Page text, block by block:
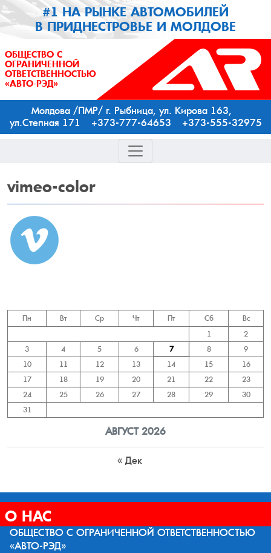
#1 НА РЫНКЕ АВТОМОБИЛЕЙ
В ПРИДНЕСТРОВЬЕ И МОЛДОВЕ
ОБЩЕСТВО С
ОГРАНИЧЕННОЙ
ОТВЕТСТВЕННОСТЬЮ
«АВТО-РЭД»
Молдова /ПМР/ г. Рыбница, ул. Кирова 163,
ул.Степная 171 +373-777-64653 +373-555-32975
vimeo-color
АВГУСТ 2026
Пн Вт Ср Чт Пт Сб
Вс
1
2
3
4 5 6 7 8
9
10
11 12 13 14 15
16
17
18 19 20 21 22
23
24
25 26 27 28 29
30
31
« Дек
О НАС
ОБЩЕСТВО С ОГРАНИЧЕННОЙ ОТВЕТСТВЕННОСТЬЮ
«АВТО-РЭД»